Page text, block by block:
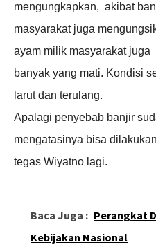
mengungkapkan, akibat
masyarakat juga
ayam milik masyarakat juga
banyak yang mati. Kondisi
larut dan terulang.
Apalagi penyebab banjir
mengatasinya bisa
tegas Wiyatno lagi.
Baca Juga : Perangkat
Kebijakan Nasional